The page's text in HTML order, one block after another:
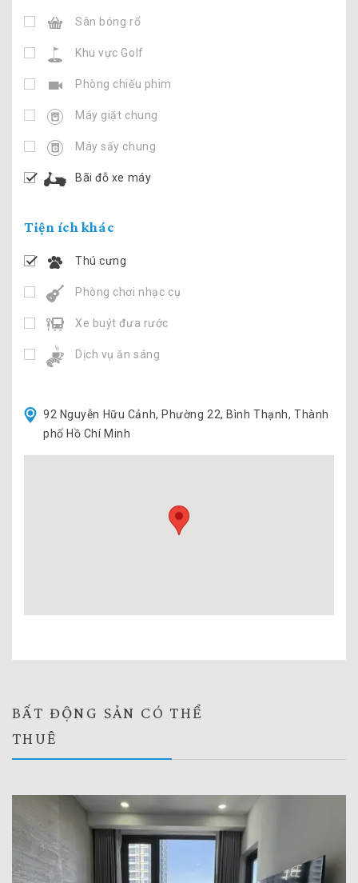
Sân bóng rổ
Khu vực Golf
Phòng chiếu phim
Máy giặt chung
Máy sấy chung
Bãi đỗ xe máy
Tiện ích khác
Thú cưng
Phòng chơi nhạc cụ
Xe buýt đưa rước
Dịch vụ ăn sáng
92 Nguyễn Hữu Cảnh, Phường 22, Bình Thạnh, Thành
phố Hồ Chí Minh
BẤT ĐỘNG SẢN CÓ THỂ
THUÊ